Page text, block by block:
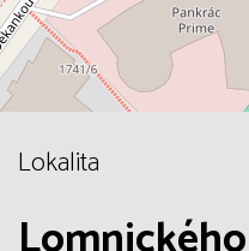
Lokalita